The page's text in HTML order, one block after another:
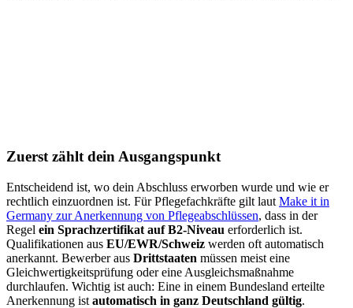
Zuerst zählt dein Ausgangspunkt
Entscheidend ist, wo dein Abschluss erworben wurde und wie er
rechtlich einzuordnen ist. Für Pflegefachkräfte gilt laut Make it in
Germany zur Anerkennung von Pflegeabschlüssen, dass in der
Regel ein Sprachzertifikat auf B2-Niveau erforderlich ist.
Qualifikationen aus EU/EWR/Schweiz werden oft automatisch
anerkannt. Bewerber aus Drittstaaten müssen meist eine
Gleichwertigkeitsprüfung oder eine Ausgleichsmaßnahme
durchlaufen. Wichtig ist auch: Eine in einem Bundesland erteilte
Anerkennung ist automatisch in ganz Deutschland gültig.